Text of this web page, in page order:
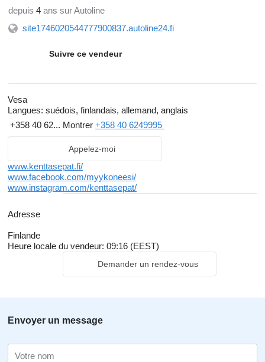
depuis 4 ans sur Autoline
site1746020544777900837.autoline24.fi
Suivre ce vendeur
Vesa
Langues: suédois, finlandais, allemand, anglais
+358 40 62... Montrer +358 40 6249995
Appelez-moi
www.kenttasepat.fi/
www.facebook.com/myykoneesi/
www.instagram.com/kenttasepat/
Adresse
Finlande
Heure locale du vendeur: 09:16 (EEST)
Demander un rendez-vous
Envoyer un message